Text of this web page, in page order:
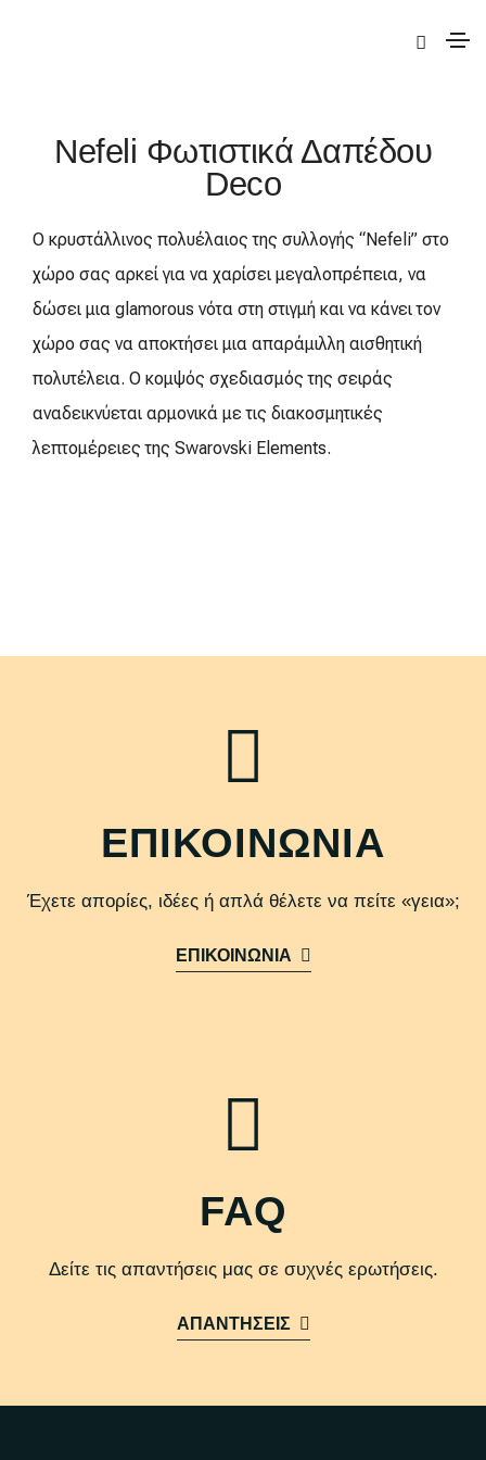
Nefeli Φωτιστικά Δαπέδου
Deco
Ο κρυστάλλινος πολυέλαιος της συλλογής “Nefeli” στο
χώρο σας αρκεί για να χαρίσει μεγαλοπρέπεια, να
δώσει μια glamorous νότα στη στιγμή και να κάνει τον
χώρο σας να αποκτήσει μια απαράμιλλη αισθητική
πολυτέλεια. Ο κομψός σχεδιασμός της σειράς
αναδεικνύεται αρμονικά με τις διακοσμητικές
λεπτομέρειες της Swarovski Elements.
ΕΠΙΚΟΙΝΩΝΙΑ
Έχετε απορίες, ιδέες ή απλά θέλετε να πείτε «γεια»;
ΕΠΙΚΟΙΝΩΝΙΑ
FAQ
Δείτε τις απαντήσεις μας σε συχνές ερωτήσεις.
ΑΠΑΝΤΗΣΕΙΣ